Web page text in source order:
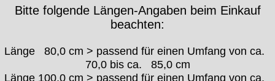
Bitte folgende Längen-Angaben beim Einkauf
beachten:
Länge 80,0 cm > passend für einen Umfang von ca.
70,0 bis ca. 85,0 cm
Länge 100,0 cm > passend für einen Umfang von ca.